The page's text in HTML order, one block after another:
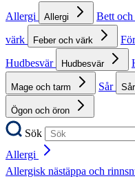
Allergi
Allergi Bett
värk
Feber och värk
Hudbesvär
Hudbesvär
Mage och tarm Sår Sår
Ögon och öron
Sök
Allergi
Allergisk nästäppa och